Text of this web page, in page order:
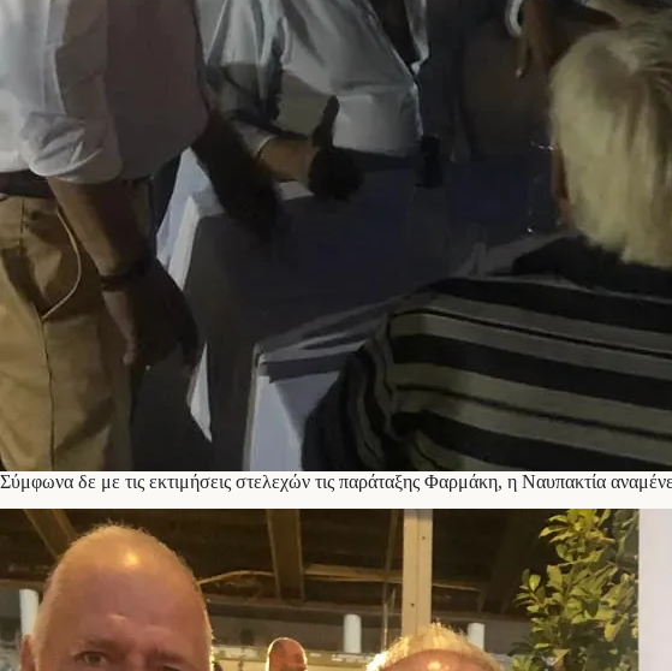
Σύμφωνα δε με τις εκτιμήσεις στελεχών τις παράταξης Φαρμάκη, η Ναυπακτία